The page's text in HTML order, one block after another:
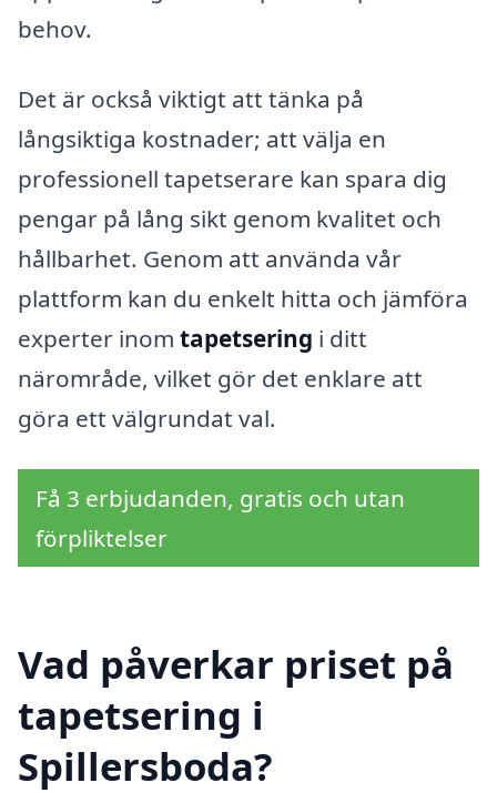
behov.
Det är också viktigt att tänka på
långsiktiga kostnader; att välja en
professionell tapetserare kan spara dig
pengar på lång sikt genom kvalitet och
hållbarhet. Genom att använda vår
plattform kan du enkelt hitta och jämföra
experter inom tapetsering i ditt
närområde, vilket gör det enklare att
göra ett välgrundat val.
Få 3 erbjudanden, gratis och utan
förpliktelser
Vad påverkar priset på
tapetsering i
Spillersboda?